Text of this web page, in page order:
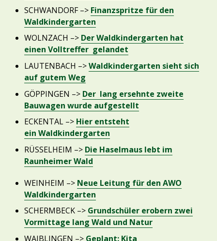
SCHWANDORF –> Finanzspritze für den
Waldkindergarten
WOLNZACH –> Der Waldkindergarten hat
einen Volltreffer gelandet
LAUTENBACH –>Waldkindergarten sieht sich
auf gutem Weg
GÖPPINGEN –> Der lang ersehnte zweite
Bauwagen wurde aufgestellt
ECKENTAL –> Hier entsteht
ein Waldkindergarten
RÜSSELHEIM –> Die Haselmaus lebt im
Raunheimer Wald
WEINHEIM –> Neue Leitung für den AWO
Waldkindergarten
SCHERMBECK –> Grundschüler erobern zwei
Vormittage lang Wald und Natur
WAIBLINGEN –> Geplant: Kita